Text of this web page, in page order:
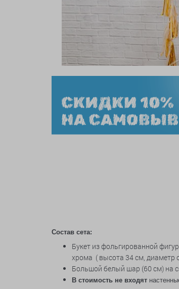
Состав сета:
Букет из фольгированной
хрома ( высота 34 см, диаметр
Большой белый шар (60 см) на
В стоимость не входят